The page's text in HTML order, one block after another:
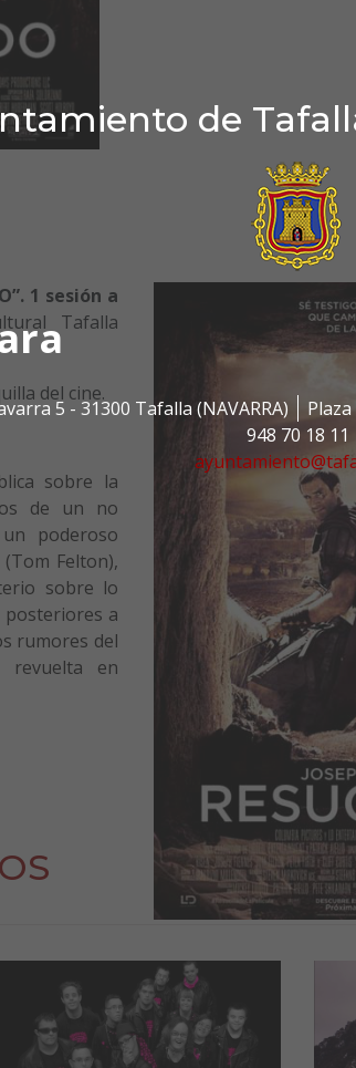
de
5 - 31300 Tafalla (NAVARRA)
948 70 18 11
1 sesión a
Tafalla
del cine.
sobre la
de un no
un poderoso
Felton),
sobre lo
posteriores a
rumores del
revuelta en